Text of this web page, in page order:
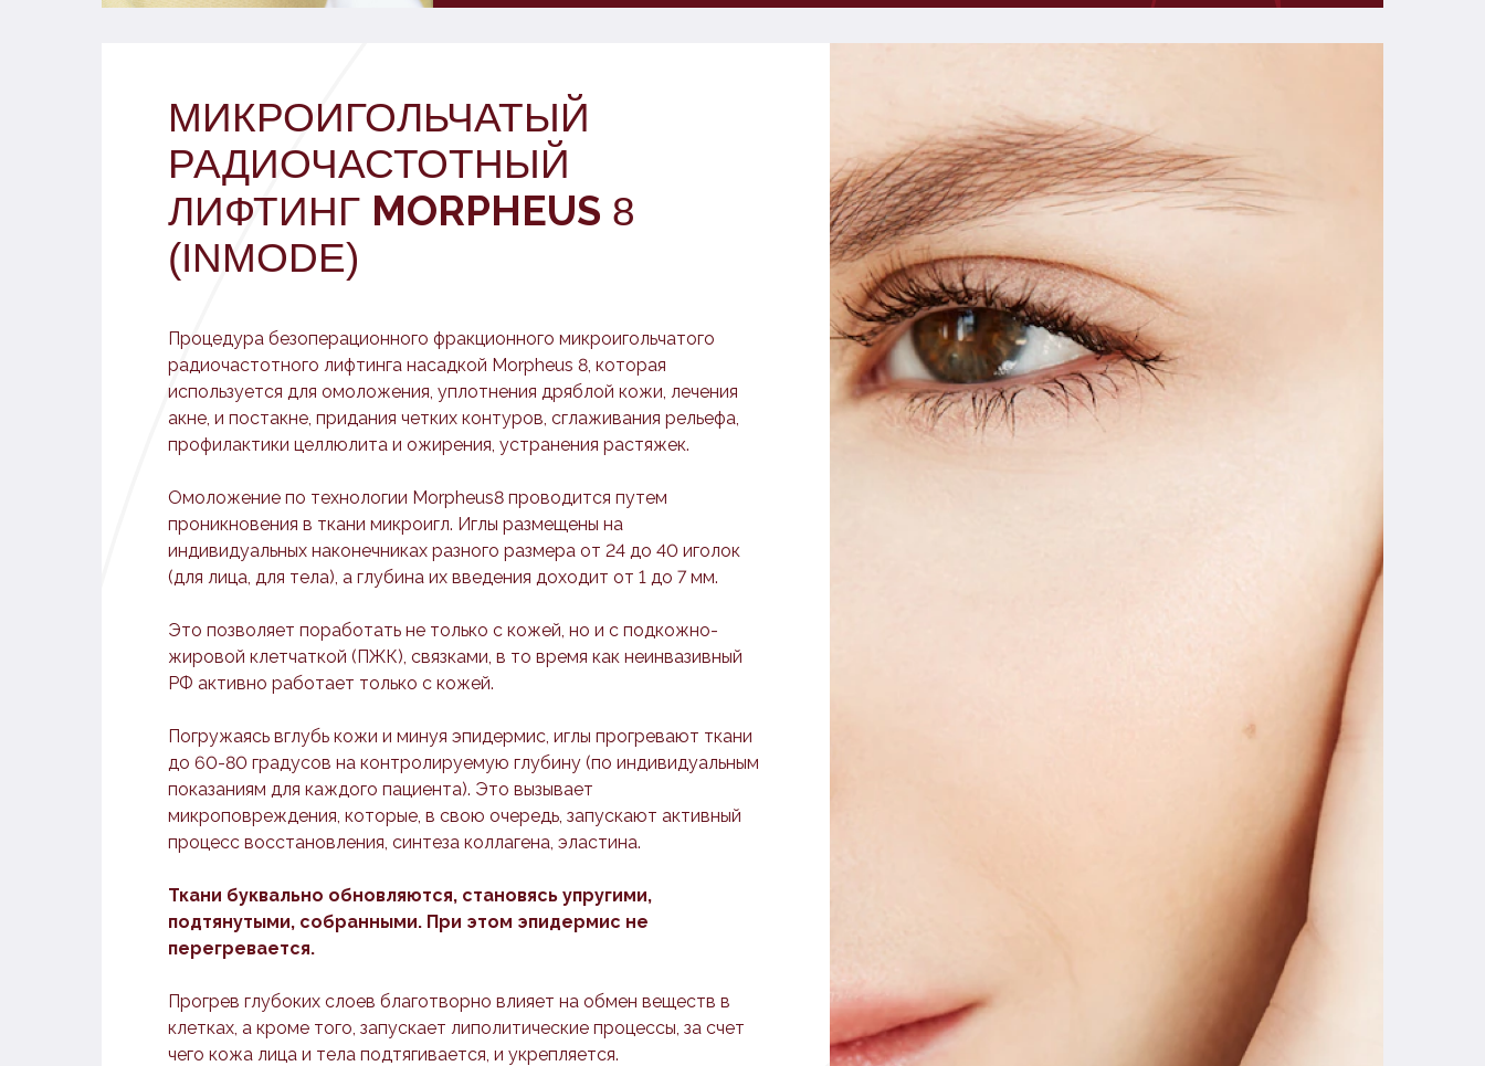
ОЗНАКОМИТЬСЯ СО СТОИМОСТЬЮ
Процедура безоперационного фракционного микроигольчатого
радиочастотного лифтинга насадкой Morpheus 8, которая
используется для омоложения, уплотнения дряблой кожи, лечения
акне, и постакне, придания четких контуров, сглаживания рельефа,
профилактики целлюлита и ожирения, устранения растяжек.
Омоложение по технологии Morpheus8 проводится путем
проникновения в ткани микроигл. Иглы размещены на
индивидуальных наконечниках разного размера от 24 до 40 иголок
(для лица, для тела), а глубина их введения доходит от 1 до 7 мм.
Это позволяет поработать не только с кожей, но и с подкожно-
жировой клетчаткой (ПЖК), связками, в то время как неинвазивный
РФ активно работает только с кожей.
Погружаясь вглубь кожи и минуя эпидермис, иглы прогревают ткани
до 60-80 градусов на контролируемую глубину (по индивидуальным
показаниям для каждого пациента). Это вызывает
микроповреждения, которые, в свою очередь, запускают активный
процесс восстановления, синтеза коллагена, эластина.
Ткани буквально обновляются, становясь упругими,
подтянутыми, собранными. При этом эпидермис не
перегревается.
Прогрев глубоких слоев благотворно влияет на обмен веществ в
клетках, а кроме того, запускает липолитические процессы, за счет
чего кожа лица и тела подтягивается, и укрепляется.
МИКРОИГОЛЬЧАТЫЙ
РАДИОЧАСТОТНЫЙ
ЛИФТИНГ MORPHEUS 8
(INMODE)